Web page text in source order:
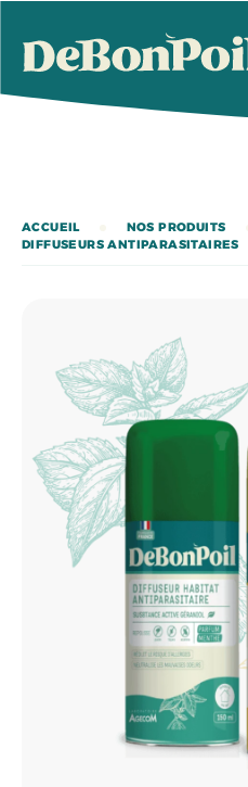
ACCUEIL NOS PRODUITS
DIFFUSEURS ANTIPARASITAIRES